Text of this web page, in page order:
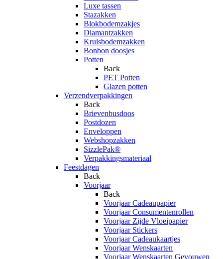
Luxe tassen
Stazakken
Blokbodemzakjes
Diamantzakken
Kruisbodemzakken
Bonbon doosjes
Potten
Back
PET Potten
Glazen potten
Verzendverpakkingen
Back
Brievenbusdoos
Postdozen
Enveloppen
Webshopzakken
SizzlePak®
Verpakkingsmateriaal
Feestdagen
Back
Voorjaar
Back
Voorjaar Cadeaupapier
Voorjaar Consumentenrollen
Voorjaar Zijde Vloeipapier
Voorjaar Stickers
Voorjaar Cadeaukaartjes
Voorjaar Wenskaarten
Voorjaar Wenskaarten Gevouwen